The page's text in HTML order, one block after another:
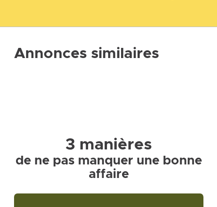
Annonces similaires
3 manières
de ne pas manquer une bonne
affaire